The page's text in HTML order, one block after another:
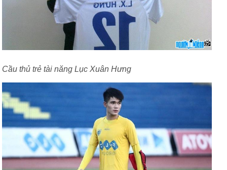
Cầu thủ trẻ tài năng Lục Xuân Hưng